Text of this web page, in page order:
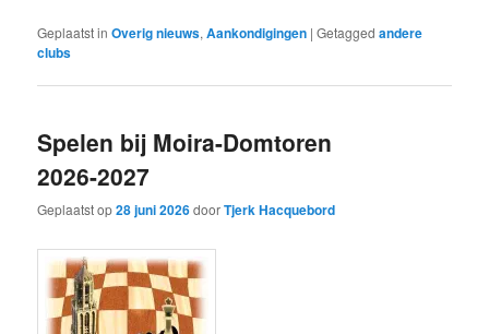
Geplaatst in Overig nieuws,Aankondigingen |Getagged andere
clubs
Spelen bij Moira-Domtoren
2026-2027
Geplaatst op28 juni 2026doorTjerk Hacquebord